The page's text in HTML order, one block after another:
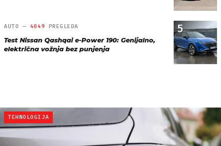
5
AUTO — 4049 PREGLEDA
Test Nissan Qashqai e-Power 190: Genijalno,
električna vožnja bez punjenja
TEHNOLOGIJA